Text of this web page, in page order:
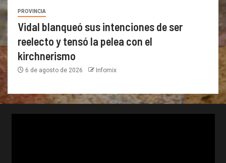
PROVINCIA
Vidal blanqueó sus intenciones de ser
reelecto y tensó la pelea con el
kirchnerismo
6 de agosto de 2026 Infomix